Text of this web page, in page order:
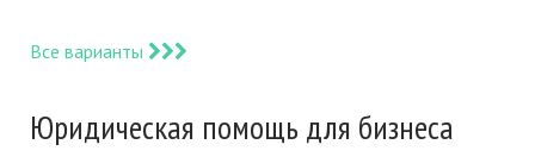
Все варианты
Юридическая помощь для бизнеса